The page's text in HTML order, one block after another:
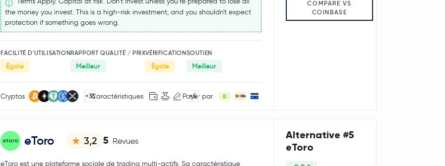
the money you invest. This is a high-risk investment, and you shouldn't expect
protection if something goes wrong.
FACILITÉ D'UTILISATION
Égale
RAPPORT QUALITÉ / PRIX
Meilleur
VÉRIFICATION
Égale
SOUTIEN
Meilleur
Cryptos +33Caractéristiques +5
Payer par
COMPARE VS
COINBASE
eToro 3,2 5 Revues
eToro est une plateforme sociale de trading multi-actifs. Sa caractéristique
Alternative #5
eToro